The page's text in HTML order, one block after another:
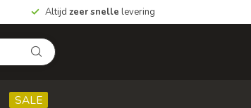
Altijd zeer snelle levering
SALE